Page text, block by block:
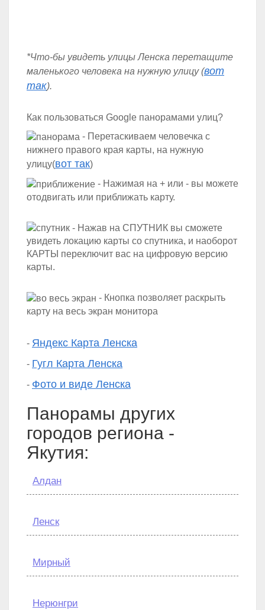
*Что-бы увидеть улицы Ленска перетащите
маленького человека на нужную улицу (вот
так).
Как пользоваться Google панорамами улиц?
- Перетаскиваем человечка с
нижнего правого края карты, на нужную
улицу(вот так)
- Нажимая на + или - вы можете
отодвигать или приближать карту.
- Нажав на СПУТНИК вы сможете
увидеть локацию карты со спутника, и наоборот
КАРТЫ переключит вас на цифровую версию
карты.
- Кнопка позволяет раскрыть
карту на весь экран монитора
- Яндекс Карта Ленска
- Гугл Карта Ленска
- Фото и виде Ленска
Панорамы других
городов региона -
Якутия:
Алдан
Ленск
Мирный
Нерюнгри